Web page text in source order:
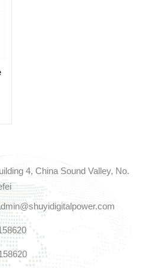
4, China Sound Valley, No.